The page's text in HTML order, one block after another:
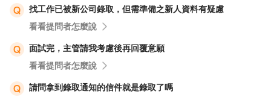
找工作已被新公司錄取，但需準備之新人資料有疑慮
看看提問者怎麼說
面試完，主管請我考慮後再回覆意願
看看提問者怎麼說
請問拿到錄取通知的信件就是錄取了嗎